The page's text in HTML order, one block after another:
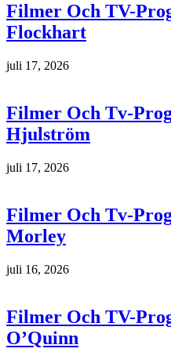
Filmer Och TV-
Flockhart
juli 17, 2026
Filmer Och Tv-
Hjulström
juli 17, 2026
Filmer Och Tv-
Morley
juli 16, 2026
Filmer Och TV-
O’Quinn